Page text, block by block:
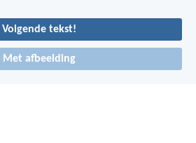
Volgende tekst!
Met afbeelding